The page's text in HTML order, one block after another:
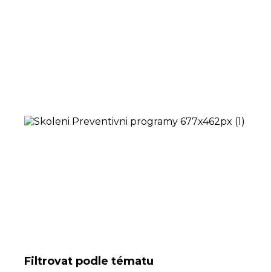
Filtrovat podle tématu